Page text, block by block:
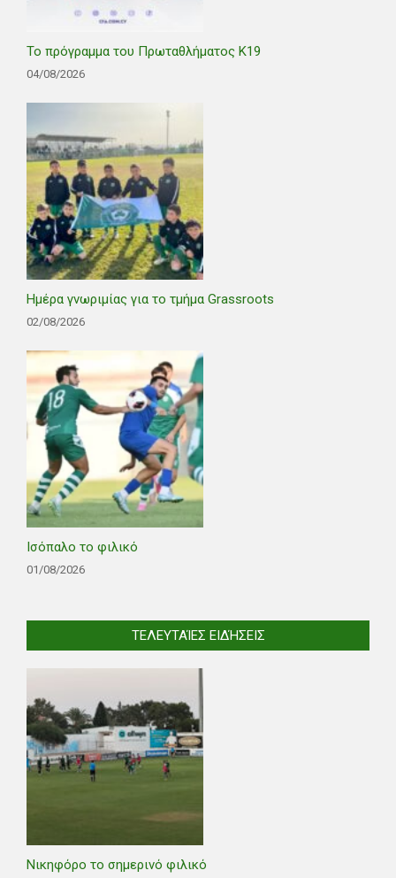
Το πρόγραμμα του Πρωταθλήματος Κ19
04/08/2026
Ημέρα γνωριμίας για το τμήμα Grassroots
02/08/2026
Ισόπαλο το φιλικό
01/08/2026
ΤΕΛΕΥΤΑΊΕΣ ΕΙΔΉΣΕΙΣ
Νικηφόρο το σημερινό φιλικό